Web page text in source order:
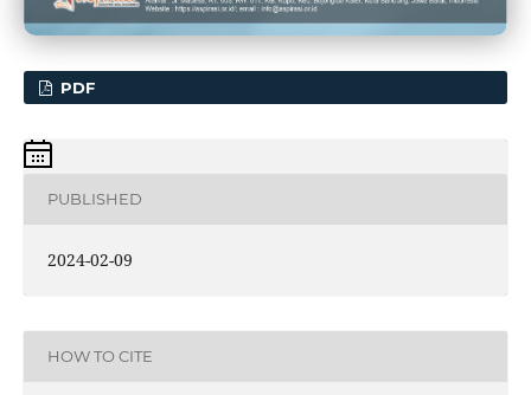
PDF
PUBLISHED
2024-02-09
HOW TO CITE